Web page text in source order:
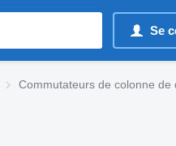
Se
Commutateurs de colonne de